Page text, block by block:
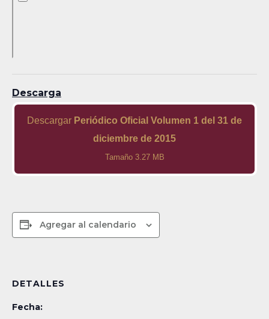
Descarga
Descargar Periódico Oficial Volumen 1 del 31 de
diciembre de 2015
Tamaño 3.27 MB
Agregar al calendario
DETALLES
Fecha: